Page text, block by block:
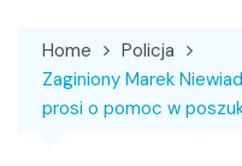
Home
Policja
Zaginiony Marek
prosi o pomoc w